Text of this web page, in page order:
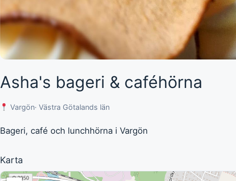
Asha's bageri & caféhörna
Vargön· Västra Götalands län
Bageri, café och lunchhörna i Vargön
Karta